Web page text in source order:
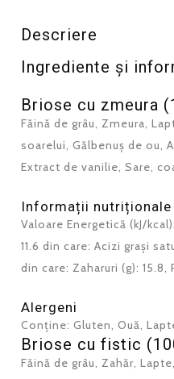
Descriere
Ingrediente și
Briose cu zmeura
Făină de grâu, Zmeura,
soarelui, Gălbenuș de ou,
Extract de vanilie, Sare,
Informații nutriționale
Valoare Energetică (kJ/
11.6 din care: Acizi grași
din care: Zaharuri (g):
Alergeni
Conține: Gluten, Ouă,
Briose cu fistic
Făină de grâu, Zahăr,